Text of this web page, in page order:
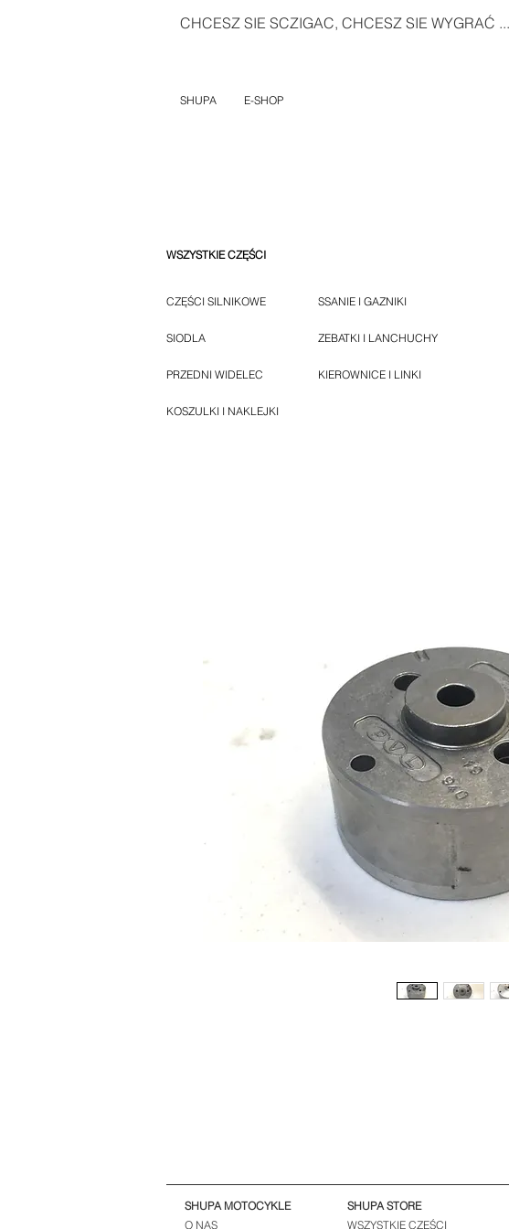
CHCESZ SIE SCZIGAC, CHCESZ SIE WYGRAĆ
SHUPA E-SHOP
WSZYSTKIE CZĘŚCI
CZĘŚCI SILNIKOWE
SIODLA
PRZEDNI WIDELEC
SSANIE I GAZNIKI
ZEBATKI I LANCHUCHY
KIEROWNICE I LINKI
KOSZULKI I NAKLEJKI
SHUPA MOTOCYKLE
O NAS
SHUPA STORE
WSZYSTKIE CZĘŚCI